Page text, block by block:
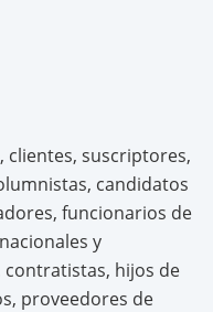
clientes, suscriptores,
candidatos
funcionarios de
y
contratistas, hijos de
proveedores de